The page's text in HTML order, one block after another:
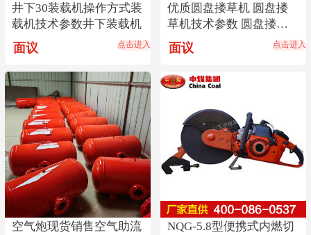
井下30装载机操作方式装
载机技术参数井下装载机
面议 点击进入
优质圆盘搂草机 圆盘搂
草机技术参数 圆盘搂草
机厂家直销
面议 点击进入
空气炮现货销售空气助流
NQG-5.8型便携式内燃切